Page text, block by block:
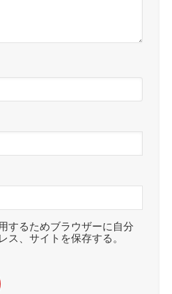
するためブラウザーに自分
ス、サイトを保存する。